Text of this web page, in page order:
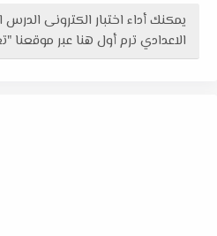
يمكنك أداء اختبار الكترونى الدرس
الاعدادي ترم أول هنا عبر موقعنا